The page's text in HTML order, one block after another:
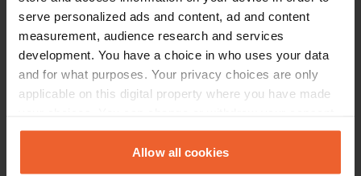
serve personalized ads and content, ad and content
measurement, audience research and services
development. You have a choice in who uses your data
and for what purposes. Your privacy choices are only
applicable on this digital property where you have made
any time from the Cookie Declaration or by clicking on
the Privacy trigger icon.Allow all cookies
Ajout d'une photo à un
emplacement
il y a environ
1 an